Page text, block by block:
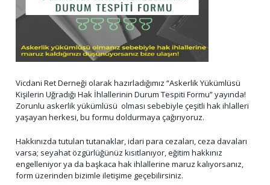
Vicdani Ret Derneği olarak hazırladığımız “Askerlik Yükümlüsü
Kişilerin Uğradığı Hak İhlallerinin Durum Tespiti Formu” yayında!
Zorunlu askerlik yükümlüsü olması sebebiyle çeşitli hak ihlalleri
yaşayan herkesi, bu formu doldurmaya çağırıyoruz.
Hakkınızda tutulan tutanaklar, idari para cezaları, ceza davaları
varsa; seyahat özgürlüğünüz kısıtlanıyor, eğitim hakkınız
engelleniyor ya da başkaca hak ihlallerine maruz kalıyorsanız,
form üzerinden bizimle iletişime geçebilirsiniz.